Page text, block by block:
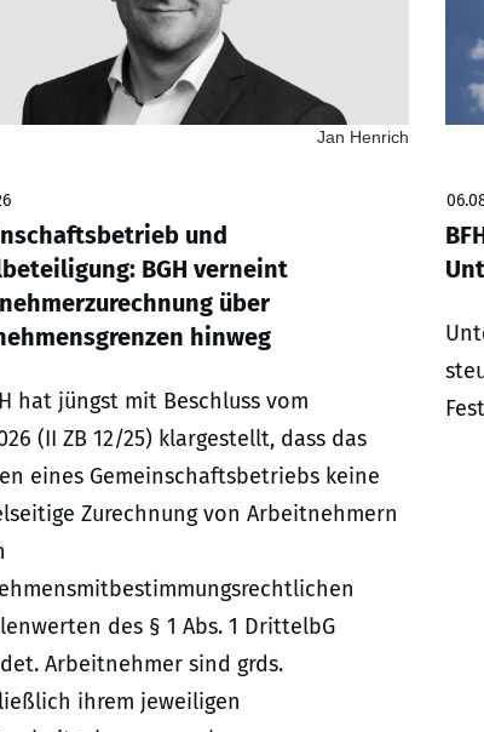
Jan Henrich
und
BGH verneint
über
hinweg
hat jüngst mit Beschluss vom
(II ZB 12/25) klargestellt, dass das
eines Gemeinschaftsbetriebs keine
Zurechnung von Arbeitnehmern
des § 1 Abs. 1 DrittelbG
Arbeitnehmer sind grds.
ihrem jeweiligen